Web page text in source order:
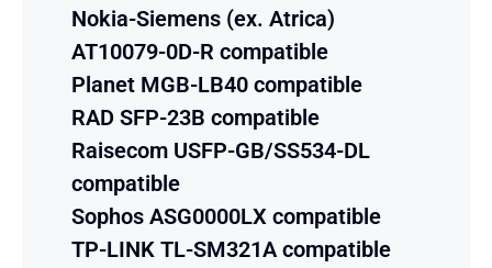
Nokia-Siemens (ex. Atrica)
AT10079-0D-R compatible
Planet MGB-LB40 compatible
RAD SFP-23B compatible
Raisecom USFP-GB/SS534-DL
compatible
Sophos ASG0000LX compatible
TP-LINK TL-SM321A compatible